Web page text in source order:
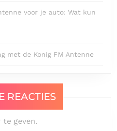
voor je auto: Wat kun
met de Konig FM Antenne
REACTIES
te geven.